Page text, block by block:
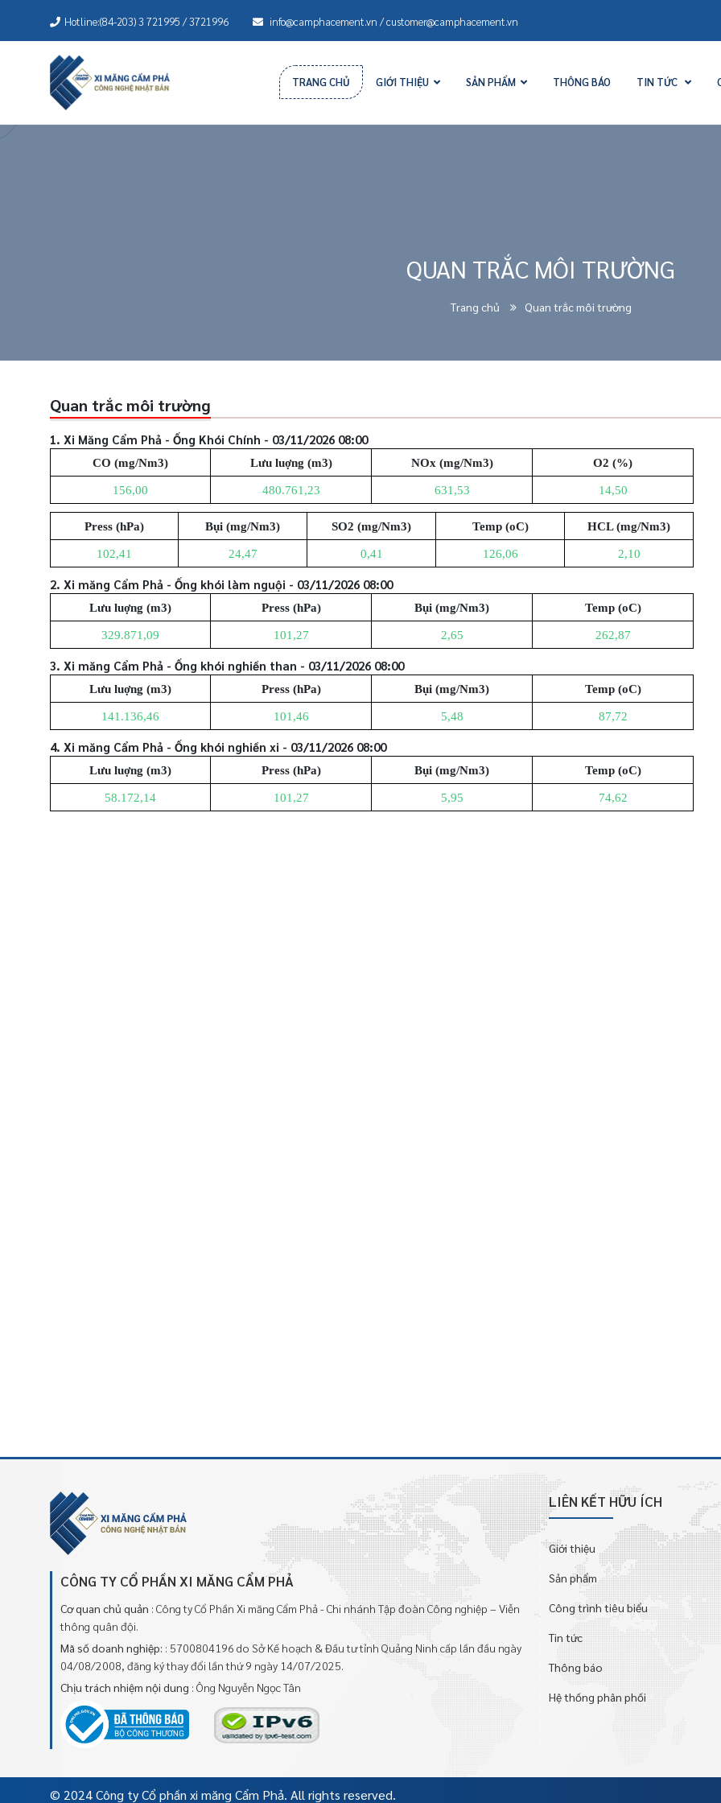
Hotline:(84-203) 3 721995 / 3721996 info@camphacement.vn / customer@camphacement.vn
TRANG CHỦ GIỚI THIỆU SẢN PHẨM THÔNG BÁO TIN TỨC
QUAN TRẮC MÔI TRƯỜNG
Trang chủ Quan trắc môi trường
Quan trắc môi trường
1. Xi Măng Cẩm Phả - Ống Khói Chính - 03/11/2026 08:00
CO (mg/Nm3) Lưu luợng (m3) NOx (mg/Nm3) O2 (%)
156,00 480.761,23 631,53 14,50
Press (hPa) Bụi (mg/Nm3) SO2 (mg/Nm3) Temp (oC) HCL (mg/Nm3)
102,41 24,47 0,41 126,06 2,10
2. Xi măng Cẩm Phả - Ống khói làm nguội - 03/11/2026 08:00
Lưu luợng (m3) Press (hPa) Bụi (mg/Nm3) Temp (oC)
329.871,09 101,27 2,65 262,87
3. Xi măng Cẩm Phả - Ống khói nghiền than - 03/11/2026 08:00
Lưu luợng (m3) Press (hPa) Bụi (mg/Nm3) Temp (oC)
141.136,46 101,46 5,48 87,72
4. Xi măng Cẩm Phả - Ống khói nghiền xi - 03/11/2026 08:00
Lưu luợng (m3) Press (hPa) Bụi (mg/Nm3) Temp (oC)
58.172,14 101,27 5,95 74,62
CÔNG TY CỔ PHẦN XI MĂNG CẨM PHẢ
Cơ quan chủ quản : Công ty Cổ Phần Xi măng Cẩm Phả - Chi nhánh Tập đoàn Công nghiệp – Viễn
thông quân đội.
Mã số doanh nghiệp: : 5700804196 do Sở Kế hoạch & Đầu tư tỉnh Quảng Ninh cấp lần đầu ngày
04/08/2008, đăng ký thay đổi lần thứ 9 ngày 14/07/2025.
Chịu trách nhiệm nội dung : Ông Nguyễn Ngọc Tân
LIÊN KẾT HỮU ÍCH
Giới thiệu
Sản phẩm
Công trình tiêu biểu
Tin tức
Thông báo
Hệ thống phân phối
© 2024 Công ty Cổ phần xi măng Cẩm Phả. All rights reserved.